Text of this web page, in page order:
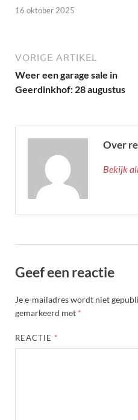
16 oktober 2025
VORIGE ARTIKEL
Weer een garage sale in
Geerdinkhof: 28 augustus
Over
Bekijk
Geef een reactie
Je e-mailadres wordt niet
gemarkeerd met *
REACTIE *